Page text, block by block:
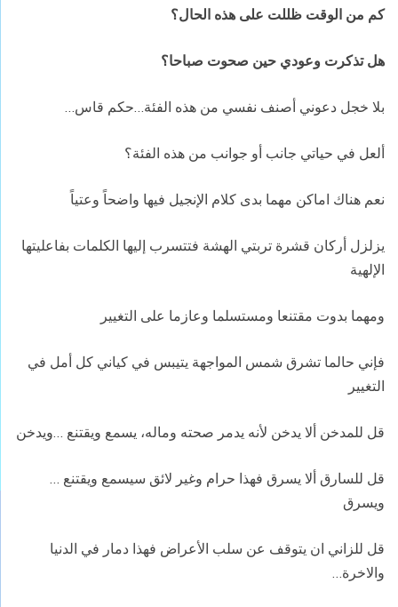
كم من الوقت ظللت على هذه الحال؟
هل تذكرت وعودي حين صحوت صباحا؟
بلا خجل دعوني أصنف نفسي من هذه الفئة…حكم قاس…
ألعل في حياتي جانب أو جوانب من هذه الفئة؟
نعم هناك اماكن مهما بدى كلام الإنجيل فيها واضحاً وعتياً
يزلزل أركان قشرة تربتي الهشة فتتسرب إليها الكلمات بفاعليتها
الإلهية
ومهما بدوت مقتنعا ومستسلما وعازما على التغيير
فإني حالما تشرق شمس المواجهة يتيبس في كياني كل أمل في
التغيير
قل للمدخن ألا يدخن لأنه يدمر صحته وماله، يسمع ويقتنع …ويدخن
قل للسارق ألا يسرق فهذا حرام وغير لائق سيسمع ويقتنع …
ويسرق
قل للزاني ان يتوقف عن سلب الأعراض فهذا دمار في الدنيا
والاخرة…